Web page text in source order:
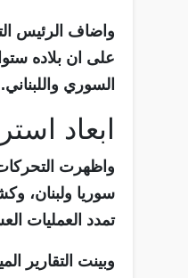
واضاف الرئيس
على ان بلاده
السوري واللبناني.
ابعاد
واظهرت التحركات
سوريا ولبنان،
تمدد العمليات
وبينت التقارير